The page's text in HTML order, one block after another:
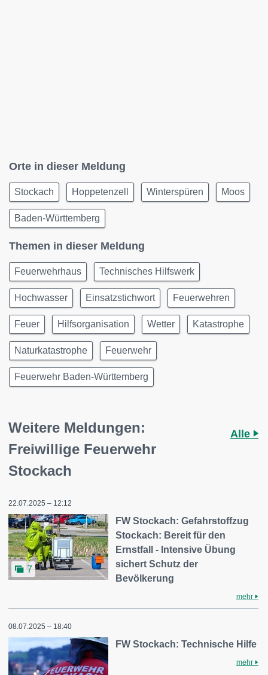
Orte in dieser Meldung
Stockach Hoppetenzell Winterspüren Moos
Baden-Württemberg
Themen in dieser Meldung
Feuerwehrhaus Technisches Hilfswerk
Hochwasser Einsatzstichwort Feuerwehren
Feuer Hilfsorganisation Wetter Katastrophe
Naturkatastrophe Feuerwehr
Feuerwehr Baden-Württemberg
Weitere Meldungen:
Freiwillige Feuerwehr
Stockach
Alle
22.07.2025 – 12:12
7
FW Stockach: Gefahrstoffzug
Stockach: Bereit für den
Ernstfall - Intensive Übung
sichert Schutz der
Bevölkerung
mehr
08.07.2025 – 18:40
FW Stockach: Technische Hilfe
mehr